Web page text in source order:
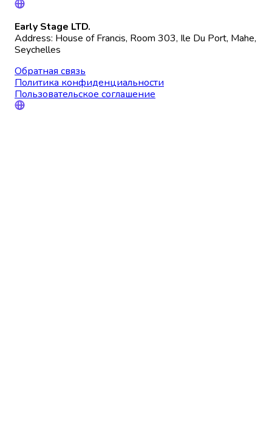
Early Stage LTD.
Address: House of Francis, Room 303, Ile Du Port, Mahe,
Seychelles
Обратная связь
Политика конфиденциальности
Пользовательское соглашение